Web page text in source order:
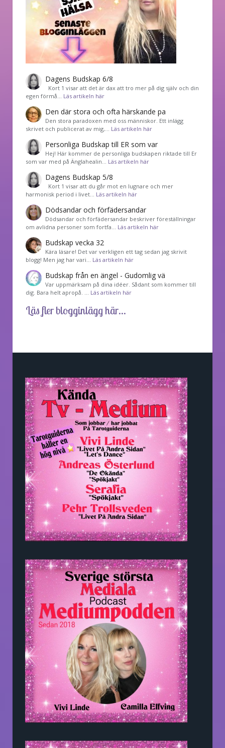
Dagens Budskap 6/8
Kort 1 visar att det är dax att tro mer på dig själv och din
egen förmå… Läs artikeln här
Den där stora och ofta härskande pa
Den stora paradoxen med oss människor. Ett inlägg
skrivet och publicerat av mig,… Läs artikeln här
Personliga Budskap till ER som var
Hej! Här kommer de personliga budskapen riktade till Er
som var med på Änglahealin… Läs artikeln här
Dagens Budskap 5/8
Kort 1 visar att du går mot en lugnare och mer
harmonisk period i livet… Läs artikeln här
Dödsandar och förfädersandar
Dödsandar och förfädersandar beskriver föreställningar
om avlidna personer som fortfa… Läs artikeln här
Budskap vecka 32
Kära läsare! Det var verkligen ett tag sedan jag skrivit
blogg! Men jag har vari… Läs artikeln här
Budskap från en ängel - Gudomlig vä
Var uppmärksam på dina idéer. Sådant som kommer till
dig. Bara helt apropå. … Läs artikeln här
Läs fler blogginlägg här...